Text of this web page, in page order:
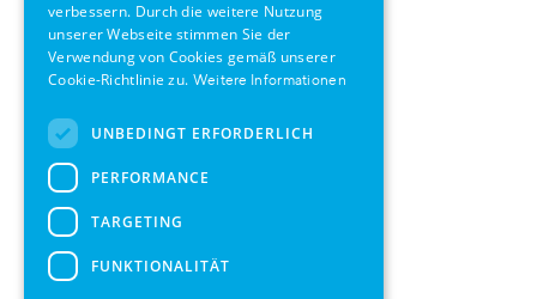
verbessern. Durch die weitere Nutzung
unserer Webseite stimmen Sie der
Verwendung von Cookies gemäß unserer
Cookie-Richtlinie zu. Weitere Informationen
UNBEDINGT ERFORDERLICH
PERFORMANCE
TARGETING
FUNKTIONALITÄT